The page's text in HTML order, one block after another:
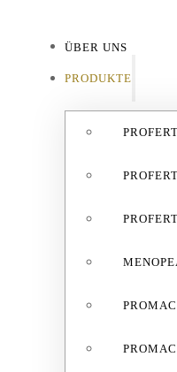
ÜBER UNS
PRODUKTE